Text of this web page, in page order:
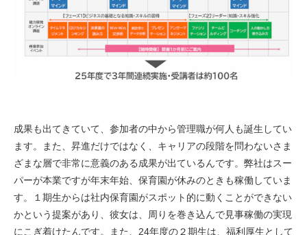
成果も出てきていて、参加者の中から管理職が何人も誕生してい
ます。また、昇進だけではなく、キャリアの段階を問わないさま
ざまな層で非常に意義のある成果が出ているんです。弊社はスー
パーが本業ですが年末年始、保育園が休みのときも稼働していま
す。１期生からは社内保育園がスポット的に動くことができない
かという提案があり、彼女は、周りを巻き込んで見事稼働の実現
にこぎ着けたんです。また、24年度の２期生は、福利厚生として